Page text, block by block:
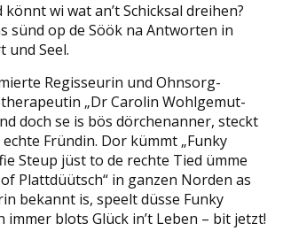
wi wat an’t Schicksal dreihen?
sünd op de Söök na Antworten in
und Seel.
Regisseurin und Ohnsorg-
„Dr Carolin Wohlgemut-
doch se is bös dörchenanner, steckt
Fründin. Dor kümmt „Funky
Steup jüst to de rechte Tied ümme
of Plattdüütsch“ in ganzen Norden as
bekannt is, speelt düsse Funky
immer blots Glück in’t Leben – bit jetzt!